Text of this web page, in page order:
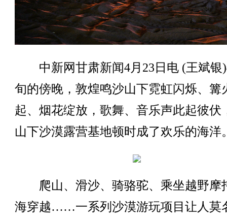
中新网甘肃新闻4月23日电 (王斌银
旬的傍晚，敦煌鸣沙山下霓虹闪烁、篝
起、烟花绽放，歌舞、音乐声此起彼伏
山下沙漠露营基地顿时成了欢乐的海洋
爬山、滑沙、骑骆驼、乘坐越野摩
海穿越……一系列沙漠游玩项目让人莫